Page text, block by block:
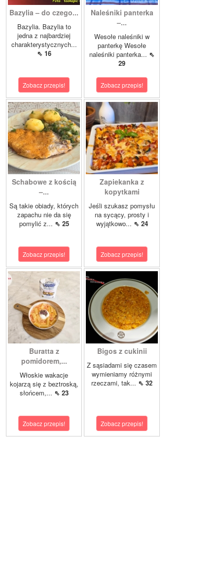
Bazylia – do czego...
Bazylia. Bazylia to
jedna z najbardziej
charakterystycznych...
⇖ 16
Zobacz przepis!
Naleśniki panterka
–...
Wesołe naleśniki w
panterkę Wesołe
naleśniki panterka... ⇖
29
Zobacz przepis!
Schabowe z kością
–...
Są takie obiady, których
zapachu nie da się
pomylić z... ⇖ 25
Zobacz przepis!
Zapiekanka z
kopytkami
Jeśli szukasz pomysłu
na sycący, prosty i
wyjątkowo... ⇖ 24
Zobacz przepis!
Buratta z
pomidorem,...
Włoskie wakacje
kojarzą się z beztroską,
słońcem,... ⇖ 23
Zobacz przepis!
Bigos z cukinii
Z sąsiadami się czasem
wymieniamy różnymi
rzeczami, tak... ⇖ 32
Zobacz przepis!